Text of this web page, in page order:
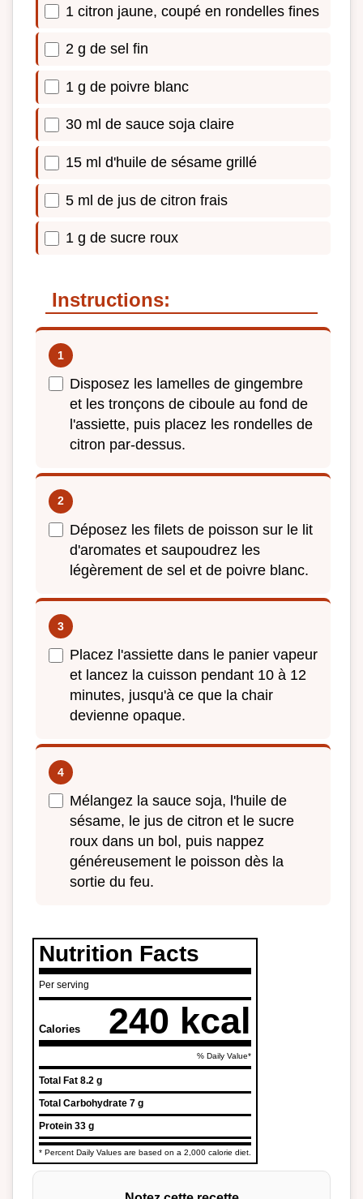
1 citron jaune, coupé en rondelles fines
2 g de sel fin
1 g de poivre blanc
30 ml de sauce soja claire
15 ml d'huile de sésame grillé
5 ml de jus de citron frais
1 g de sucre roux
Instructions:
Disposez les lamelles de gingembre
et les tronçons de ciboule au fond de
l'assiette, puis placez les rondelles de
citron par-dessus.
Déposez les filets de poisson sur le lit
d'aromates et saupoudrez les
légèrement de sel et de poivre blanc.
Placez l'assiette dans le panier vapeur
et lancez la cuisson pendant 10 à 12
minutes, jusqu'à ce que la chair
devienne opaque.
Mélangez la sauce soja, l'huile de
sésame, le jus de citron et le sucre
roux dans un bol, puis nappez
généreusement le poisson dès la
sortie du feu.
Nutrition Facts
Per serving
Calories 240 kcal
% Daily Value*
Total Fat 8.2 g
Total Carbohydrate 7 g
Protein 33 g
* Percent Daily Values are based on a 2,000 calorie diet.